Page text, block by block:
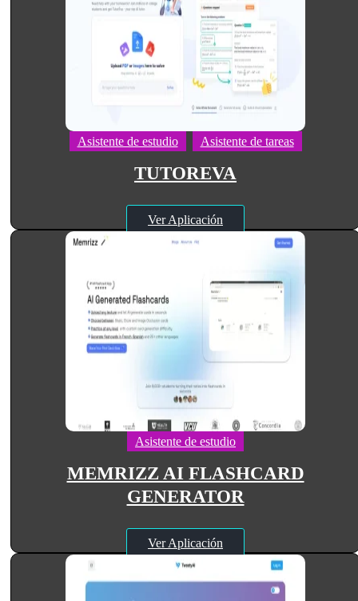
Asistente de estudio Asistente de tareas
TUTOREVA
Ver Aplicación
Asistente de estudio
MEMRIZZ AI FLASHCARD
GENERATOR
Ver Aplicación